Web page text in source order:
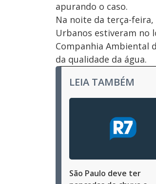
apurando o caso.
Na noite da terça-feira,
Urbanos estiveram no
Companhia Ambiental
da qualidade da água.
LEIA TAMBÉM
São Paulo deve ter